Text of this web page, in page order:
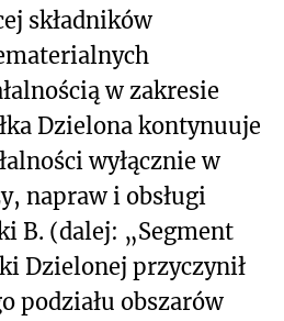
składników
w zakresie
Dzielona kontynuuje
wyłącznie w
napraw i obsługi
B. (dalej: „Segment
Dzielonej przyczynił
podziału obszarów